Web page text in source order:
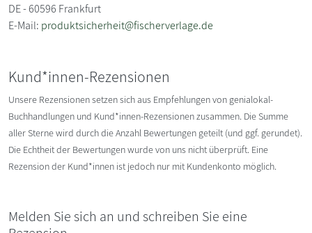
DE - 60596 Frankfurt
E-Mail: produktsicherheit@fischerverlage.de
Kund*innen-Rezensionen
Unsere Rezensionen setzen sich aus Empfehlungen von genialokal-
Buchhandlungen und Kund*innen-Rezensionen zusammen. Die Summe
aller Sterne wird durch die Anzahl Bewertungen geteilt (und ggf. gerundet).
Die Echtheit der Bewertungen wurde von uns nicht überprüft. Eine
Rezension der Kund*innen ist jedoch nur mit Kundenkonto möglich.
Melden Sie sich an und schreiben Sie eine